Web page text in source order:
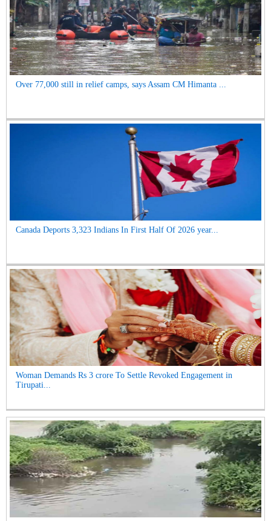
Over 77,000 still in relief camps, says Assam CM Himanta ...
Canada Deports 3,323 Indians In First Half Of 2026 year...
Woman Demands Rs 3 crore To Settle Revoked Engagement in
Tirupati...